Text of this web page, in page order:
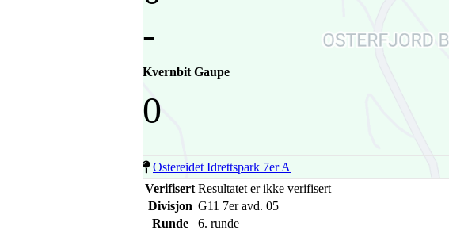
-
Kvernbit Gaupe
0
Ostereidet Idrettspark 7er A
Verifisert Resultatet er ikke verifisert
Divisjon G11 7er avd. 05
Runde
6. runde